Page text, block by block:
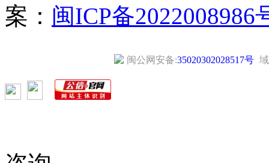
案： 闽ICP备2022008986
闽公网安备:35020302028517号